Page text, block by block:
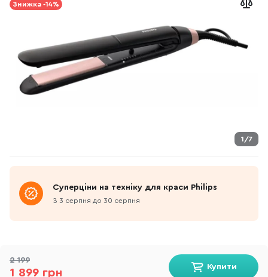
1/7
Знижка -14%
Суперціни на техніку для краси Philips
З 3 серпня до 30 серпня
2 199
1 899 грн Купити